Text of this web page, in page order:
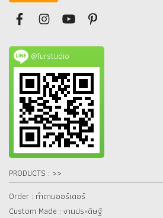
@furstudio
PRODUCTS : >>
Order : ทำตามออร์เดอร์
Custom Made : งานประดิษฐ์